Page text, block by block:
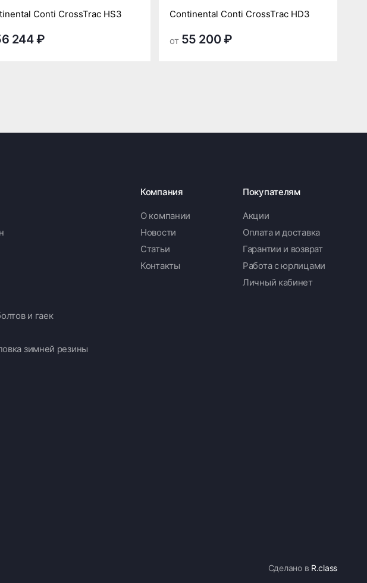
Conti CrossTrac HS3
244 ₽
Continental Conti CrossTrac HD3
от 55 200 ₽
и гаек
зимней резины
Компания
О компании
Новости
Статьи
Контакты
Покупателям
Акции
Оплата и доставка
Гарантии и возврат
Работа с юрлицами
Личный кабинет
Сделано в R.class